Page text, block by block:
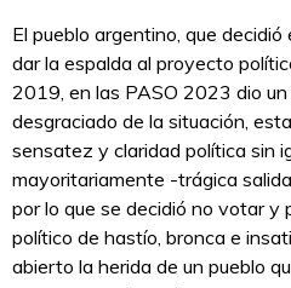
El pueblo argentino, que
dar la espalda al proyecto
2019, en las PASO 2023 dio
desgraciado de la situación,
sensatez y claridad política sin
mayoritariamente -trágica
por lo que se decidió no votar y
político de hastío, bronca e
abierto la herida de un pueblo